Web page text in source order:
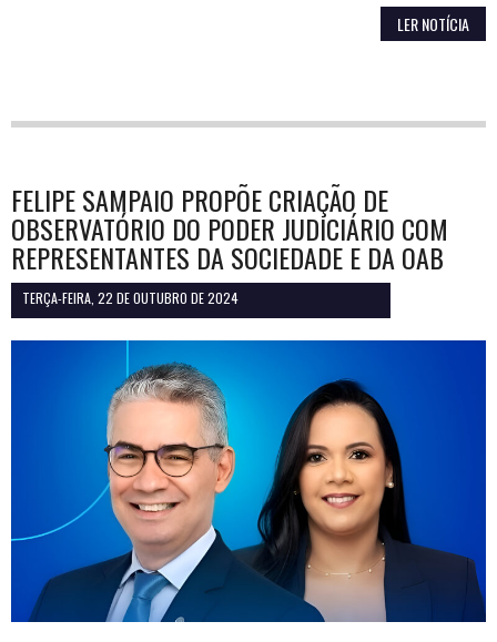
LER NOTÍCIA
FELIPE SAMPAIO PROPÕE CRIAÇÃO DE
OBSERVATÓRIO DO PODER JUDICIÁRIO COM
REPRESENTANTES DA SOCIEDADE E DA OAB
TERÇA-FEIRA, 22 DE OUTUBRO DE 2024